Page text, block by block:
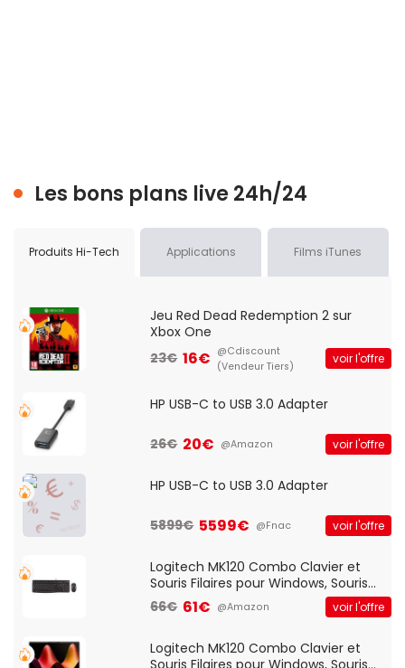
Les bons plans live 24h/24
Produits Hi-Tech Applications Films iTunes
Jeu Red Dead Redemption 2 sur
Xbox One
23€ 16€ @Cdiscount
(Vendeur Tiers)
voir l'offre
HP USB-C to USB 3.0 Adapter
26€ 20€ @Amazon voir l'offre
HP USB-C to USB 3.0 Adapter
5899€ 5599€ @Fnac voir l'offre
Logitech MK120 Combo Clavier et
Souris Filaires pour Windows, Souris
Optique Filaire, Connexion USB Plug
And Play, Confortable, Taille
QWERTY UK - Noir
66€ 61€ @Amazon voir l'offre
Logitech MK120 Combo Clavier et
Souris Filaires pour Windows, Souris